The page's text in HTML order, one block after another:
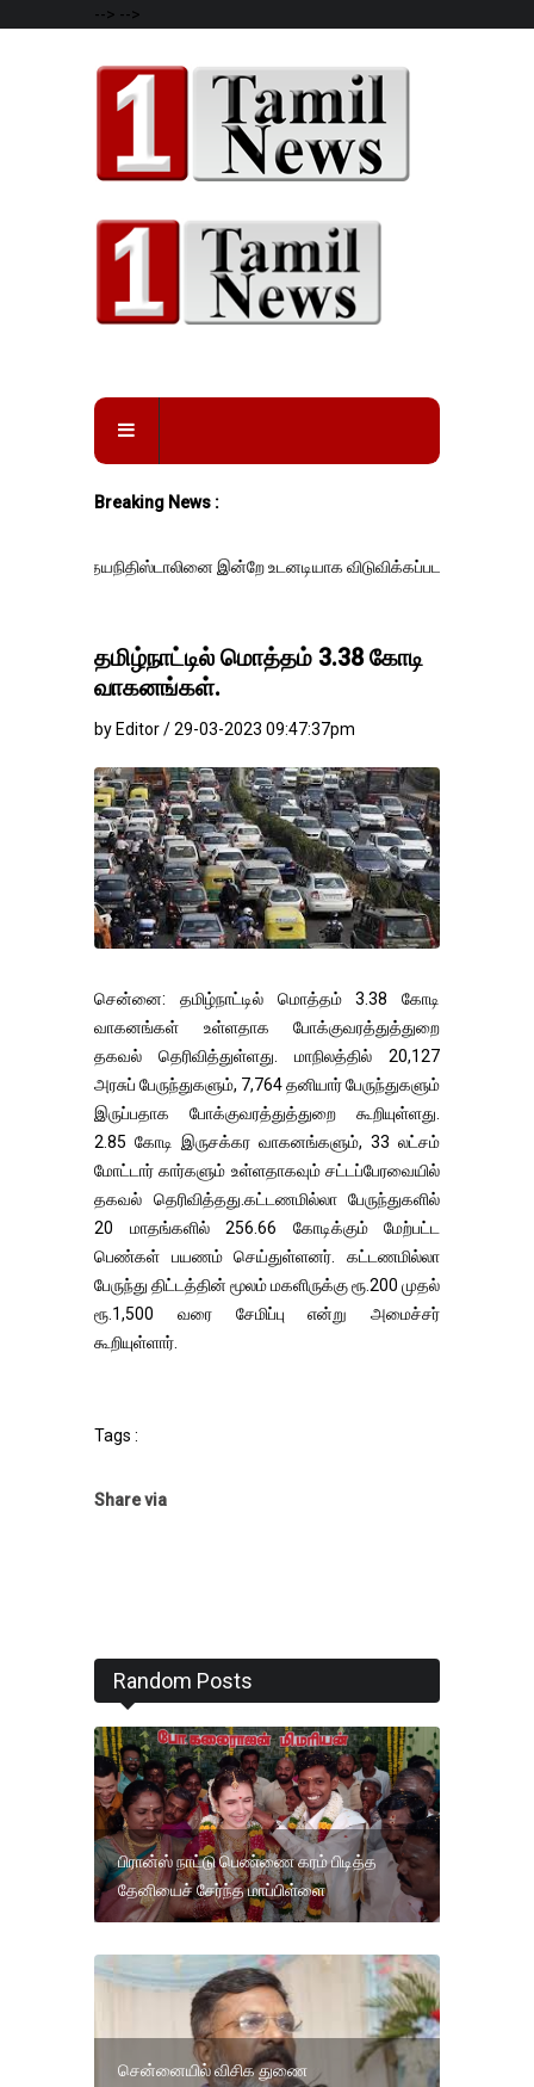
--> -->
Breaking News :
இன்றே உடனடியாக விடுவிக்கப்பட வேண். எதிர்க்கட்சித்
தமிழ்நாட்டில் மொத்தம் 3.38 கோடி
வாகனங்கள்.
by Editor / 29-03-2023 09:47:37pm
சென்னை: தமிழ்நாட்டில் மொத்தம் 3.38 கோடி
வாகனங்கள் உள்ளதாக போக்குவரத்துத்துறை
தகவல் தெரிவித்துள்ளது. மாநிலத்தில் 20,127
அரசுப் பேருந்துகளும், 7,764 தனியார் பேருந்துகளும்
இருப்பதாக போக்குவரத்துத்துறை கூறியுள்ளது.
2.85 கோடி இருசக்கர வாகனங்களும், 33 லட்சம்
மோட்டார் கார்களும் உள்ளதாகவும் சட்டப்பேரவையில்
தகவல் தெரிவித்தது.கட்டணமில்லா பேருந்துகளில்
20 மாதங்களில் 256.66 கோடிக்கும் மேற்பட்ட
பெண்கள் பயணம் செய்துள்ளனர். கட்டணமில்லா
பேருந்து திட்டத்தின் மூலம் மகளிருக்கு ரூ.200 முதல்
ரூ.1,500 வரை சேமிப்பு என்று அமைச்சர்
கூறியுள்ளார்.
Tags :
Share via
Random Posts
பிரான்ஸ் நாட்டு பெண்ணை கரம் பிடித்த
தேனியைச் சேர்ந்த மாப்பிள்ளை
சென்னையில் விசிக துணை